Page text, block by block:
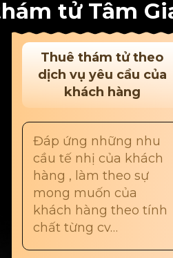
tử Tâm
Thuê thám tử theo
dịch vụ yêu cầu của
khách hàng
Đáp ứng những nhu
cầu tế nhị của khách
hàng , làm theo sự
mong muốn của
khách hàng theo tính
chất từng cv…